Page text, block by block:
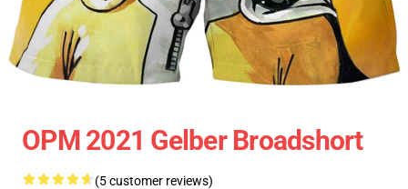
OPM 2021 Gelber Broadshort
(5 customer reviews)